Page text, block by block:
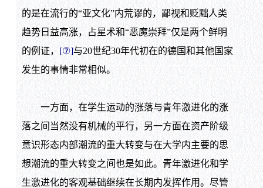
的是在流行的“亚文化”内荒谬的，鄙视和贬黜人类
趋势日益高涨，占星术和“恶魔崇拜”仅是两个鲜明
的例证， [⑦]与20世纪30年代初在的德国和其他国家
发生的事情非常相似。
一方面，在学生运动的涨落与青年激进化的涨
落之间当然没有机械的平行，另一方面在资产阶级
意识形态内部潮流的重大转变与在大学内主要的思
想潮流的重大转变之间也是如此。青年激进化和学
生激进化的客观基础继续在长期内发挥作用。尽管